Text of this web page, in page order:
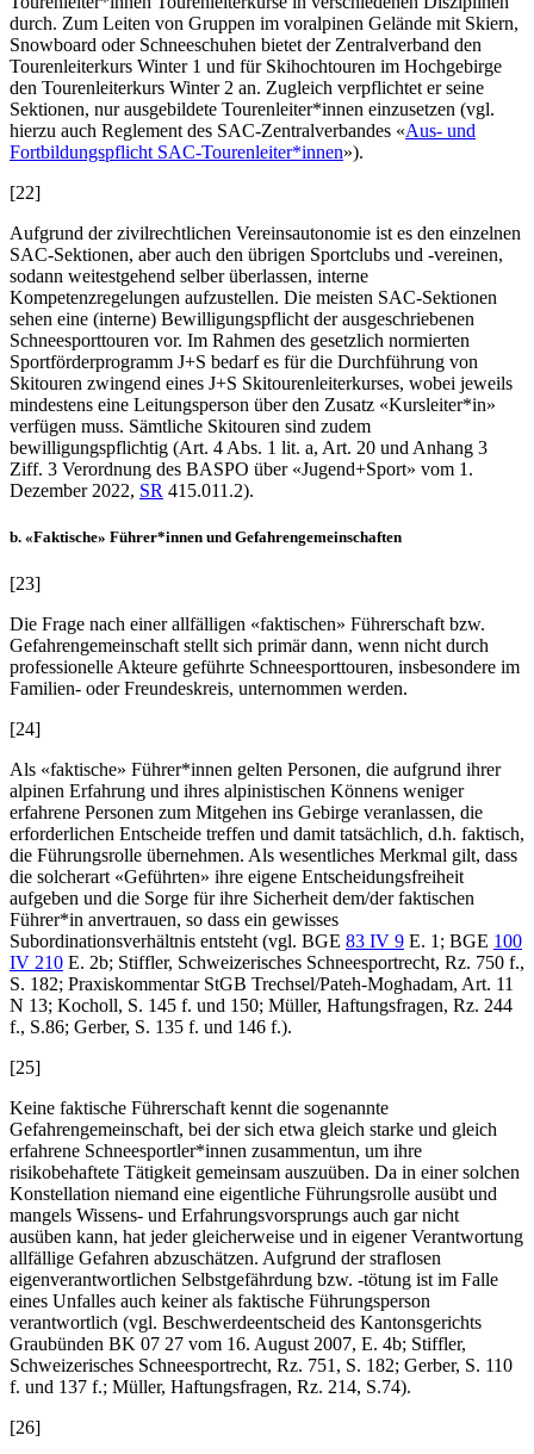
durch. Zum Leiten von Gruppen im voralpinen Gelände mit Skiern,
Snowboard oder Schneeschuhen bietet der Zentralverband den
Tourenleiterkurs Winter 1 und für Skihochtouren im Hochgebirge
den Tourenleiterkurs Winter 2 an. Zugleich verpflichtet er seine
Sektionen, nur ausgebildete Tourenleiter*innen einzusetzen (vgl.
hierzu auch Reglement des SAC-Zentralverbandes «Aus- und
Fortbildungspflicht SAC-Tourenleiter*innen»).
[22]
Aufgrund der zivilrechtlichen Vereinsautonomie ist es den einzelnen
SAC-Sektionen, aber auch den übrigen Sportclubs und -vereinen,
sodann weitestgehend selber überlassen, interne
Kompetenzregelungen aufzustellen. Die meisten SAC-Sektionen
sehen eine (interne) Bewilligungspflicht der ausgeschriebenen
Schneesporttouren vor. Im Rahmen des gesetzlich normierten
Sportförderprogramm J+S bedarf es für die Durchführung von
Skitouren zwingend eines J+S Skitourenleiterkurses, wobei jeweils
mindestens eine Leitungsperson über den Zusatz «Kursleiter*in»
verfügen muss. Sämtliche Skitouren sind zudem
bewilligungspflichtig (Art. 4 Abs. 1 lit. a, Art. 20 und Anhang 3
Ziff. 3 Verordnung des BASPO über «Jugend+Sport» vom 1.
Dezember 2022, SR 415.011.2).
b. «Faktische» Führer*innen und Gefahrengemeinschaften
[23]
Die Frage nach einer allfälligen «faktischen» Führerschaft bzw.
Gefahrengemeinschaft stellt sich primär dann, wenn nicht durch
professionelle Akteure geführte Schneesporttouren, insbesondere im
Familien- oder Freundeskreis, unternommen werden.
[24]
Als «faktische» Führer*innen gelten Personen, die aufgrund ihrer
alpinen Erfahrung und ihres alpinistischen Könnens weniger
erfahrene Personen zum Mitgehen ins Gebirge veranlassen, die
erforderlichen Entscheide treffen und damit tatsächlich, d.h. faktisch,
die Führungsrolle übernehmen. Als wesentliches Merkmal gilt, dass
die solcherart «Geführten» ihre eigene Entscheidungsfreiheit
aufgeben und die Sorge für ihre Sicherheit dem/der faktischen
Führer*in anvertrauen, so dass ein gewisses
Subordinationsverhältnis entsteht (vgl. BGE 83 IV 9 E. 1; BGE 100
IV 210 E. 2b; Stiffler, Schweizerisches Schneesportrecht, Rz. 750 f.,
S. 182; Praxiskommentar StGB Trechsel/Pateh-Moghadam, Art. 11
N 13; Kocholl, S. 145 f. und 150; Müller, Haftungsfragen, Rz. 244
f., S.86; Gerber, S. 135 f. und 146 f.).
[25]
Keine faktische Führerschaft kennt die sogenannte
Gefahrengemeinschaft, bei der sich etwa gleich starke und gleich
erfahrene Schneesportler*innen zusammentun, um ihre
risikobehaftete Tätigkeit gemeinsam auszuüben. Da in einer solchen
Konstellation niemand eine eigentliche Führungsrolle ausübt und
mangels Wissens- und Erfahrungsvorsprungs auch gar nicht
ausüben kann, hat jeder gleicherweise und in eigener Verantwortung
allfällige Gefahren abzuschätzen. Aufgrund der straflosen
eigenverantwortlichen Selbstgefährdung bzw. -tötung ist im Falle
eines Unfalles auch keiner als faktische Führungsperson
verantwortlich (vgl. Beschwerdeentscheid des Kantonsgerichts
Graubünden BK 07 27 vom 16. August 2007, E. 4b; Stiffler,
Schweizerisches Schneesportrecht, Rz. 751, S. 182; Gerber, S. 110
f. und 137 f.; Müller, Haftungsfragen, Rz. 214, S.74).
[26]